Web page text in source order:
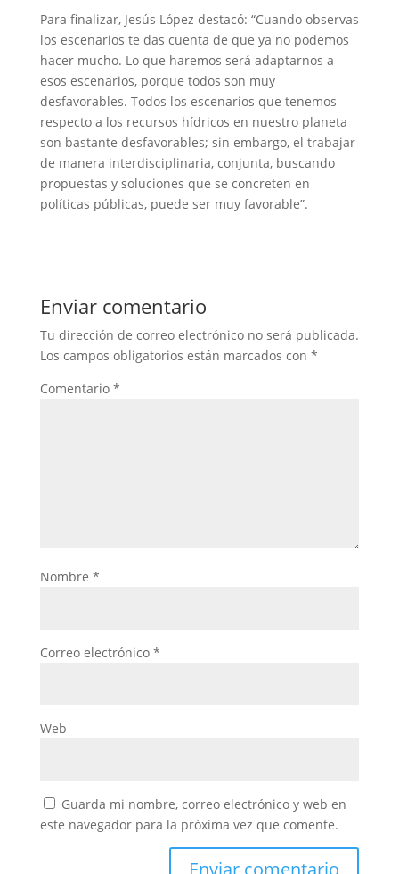
Para finalizar, Jesús López destacó: “Cuando observas
los escenarios te das cuenta de que ya no podemos
hacer mucho. Lo que haremos será adaptarnos a
esos escenarios, porque todos son muy
desfavorables. Todos los escenarios que tenemos
respecto a los recursos hídricos en nuestro planeta
son bastante desfavorables; sin embargo, el trabajar
de manera interdisciplinaria, conjunta, buscando
propuestas y soluciones que se concreten en
políticas públicas, puede ser muy favorable”.
Enviar comentario
Tu dirección de correo electrónico no será publicada.
Los campos obligatorios están marcados con *
Comentario *
Nombre *
Correo electrónico *
Web
Guarda mi nombre, correo electrónico y web en
este navegador para la próxima vez que comente.